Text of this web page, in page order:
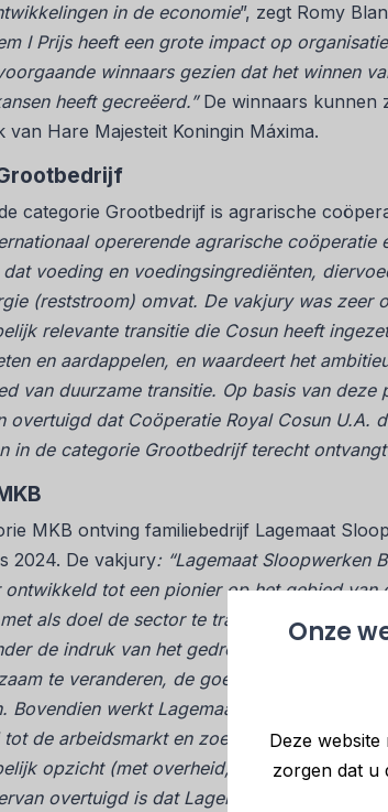
Onze
Deze
zorgen dat u
in de economie”, zegt Romy
I Prijs heeft een grote impact op
winnaars gezien dat het winnen
heeft gecreëerd.”De winnaars kunnen
van Hare Majesteit Koningin Máxima.
categorie Grootbedrijf is agrarische
opererende agrarische
voeding en voedingsingrediënten,
(reststroom) omvat. De vakjury was zeer
relevante transitie die Cosun heeft
en aardappelen, en waardeert het
van duurzame transitie. Op basis van deze
overtuigd dat Coöperatie Royal Cosun U.A.
in de categorie Grootbedrijf terecht
MKB ontving familiebedrijf Lagemaat
2024. De vakjury: “Lagemaat Sloopwerken
tot een pionier op het gebied van
als doel de sector te transformeren van
de indruk van het gedreven geloof (en
te veranderen, de goede
Bovendien werkt Lagemaat uitdrukkelijk met
tot de arbeidsmarkt en zoekt het bedrijf de
opzicht (met overheid, universiteiten en
overtuigd is dat Lagemaat Sloopwerken